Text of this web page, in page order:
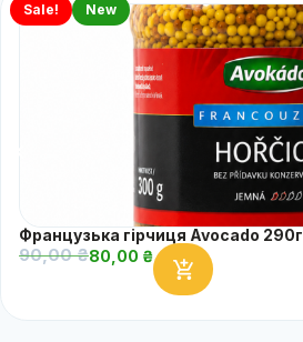
Sale! New
Французька гірчиця Avocado 290г
90,00₴80,00 ₴